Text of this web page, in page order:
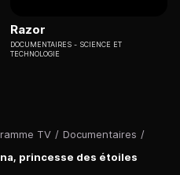
TV / Documentaires /
princesse des étoiles
Razor
DOCUMENTAIRES
SCIENCE ET
TECHNOLOGIE